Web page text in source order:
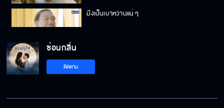
มึงเป็นเบาหวานแน่ ๆ
พร้อมนะอาวุธครบมือแล้ว
ซ่อนกลิ่น
ติดตาม